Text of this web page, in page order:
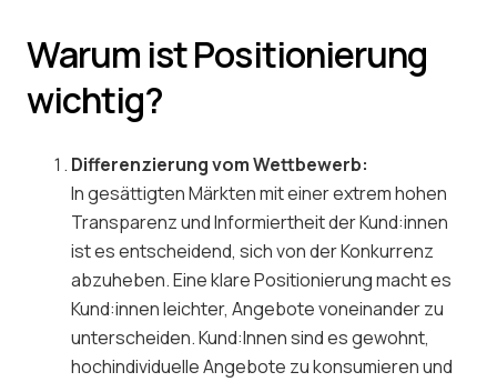
Warum ist Positionierung
wichtig?
Differenzierung vom Wettbewerb:
In gesättigten Märkten mit einer extrem hohen
Transparenz und Informiertheit der Kund:innen
ist es entscheidend, sich von der Konkurrenz
abzuheben. Eine klare Positionierung macht es
Kund:innen leichter, Angebote voneinander zu
unterscheiden. Kund:Innen sind es gewohnt,
hochindividuelle Angebote zu konsumieren und